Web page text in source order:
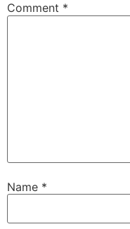
Comment *
Name *